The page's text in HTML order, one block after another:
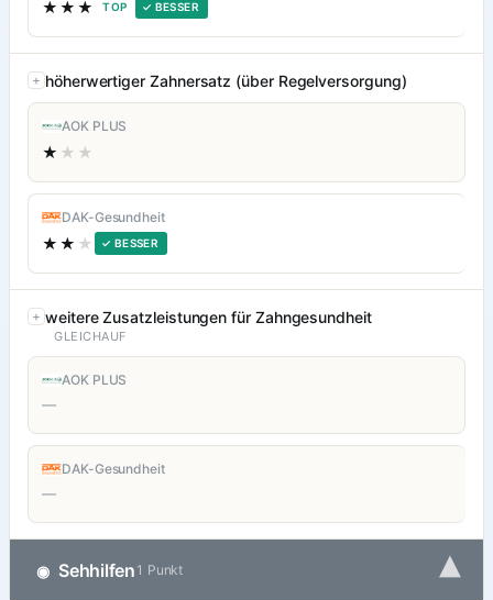
★★★ TOP ✓ BESSER
höherwertiger Zahnersatz (über Regelversorgung)
AOK PLUS
★ ★★
DAK-Gesundheit
★★ ★ ✓ BESSER
weitere Zusatzleistungen für Zahngesundheit
GLEICHAUF
AOK PLUS
—
DAK-Gesundheit
—
◉ Sehhilfen 1 Punkt ▾